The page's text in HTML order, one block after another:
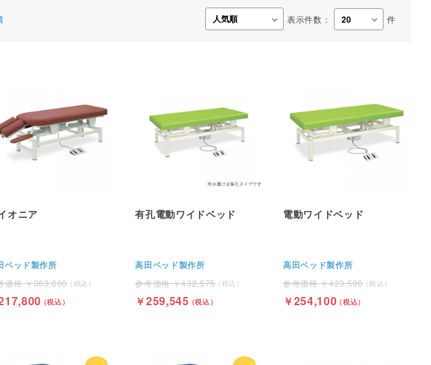
表示件数： 件
オニア
ベッド製作所
363,000
有孔電動ワイドベッド
高田ベッド製作所
432,575
259,545
電動ワイドベッド
高田ベッド製作所
423,500
254,100